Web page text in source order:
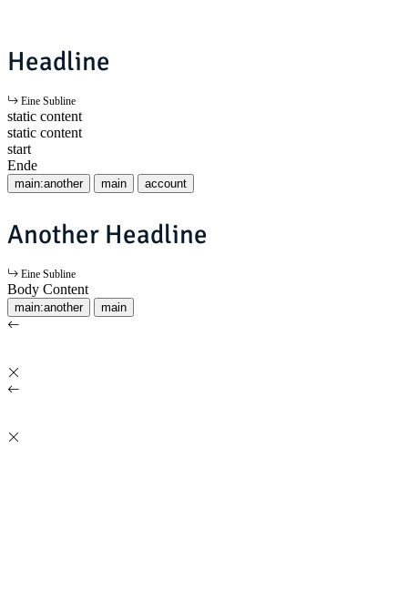
Headline
Eine Subline
static content
static content
start
Ende
main:another main account
Another Headline
Eine Subline
Body Content
main:another main